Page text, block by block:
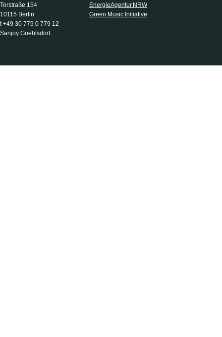
Torstraße 154
10115 Berlin
t +49 30 779 0 779 12
Sanjoy Goehlsdorf
EnergieAgentur.NRW
Green Music Initiative